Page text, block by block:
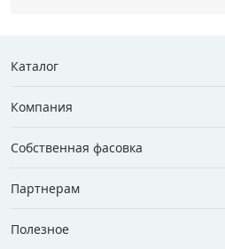
Каталог
Компания
Собственная фасовка
Партнерам
Полезное